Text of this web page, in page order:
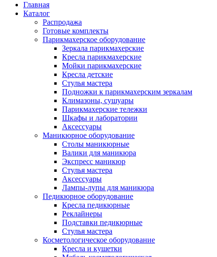
Главная
Каталог
Распродажа
Готовые комплекты
Парикмахерское оборудование
Зеркала парикмахерские
Кресла парикмахерские
Мойки парикмахерские
Кресла детские
Стулья мастера
Подножки к парикмахерским зеркалам
Климазоны, сушуары
Парикмахерские тележки
Шкафы и лаборатории
Аксессуары
Маникюрное оборудование
Столы маникюрные
Валики для маникюра
Экспресс маникюр
Стулья мастера
Аксессуары
Лампы-лупы для маникюра
Педикюрное оборудование
Кресла педикюрные
Реклайнеры
Подставки педикюрные
Стулья мастера
Косметологическое оборудование
Кресла и кушетки